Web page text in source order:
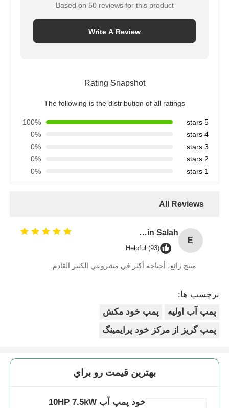
Based on 50 reviews for this product
Write A Review
Rating Snapshot
The following is the distribution of all ratings
5 stars
100%
4 stars
0%
3 stars
0%
2 stars
0%
1 stars
0%
All Reviews
E
Engr. Muhammad Bin Salah
Helpful (93)
منتج رائع، أحتاجه أكثر في مشروعي الكبير القادم.
برچسب ها:
پمپ آب اولیه
پمپ خود مکش
پمپ گریز از مرکز خود پرایمینگ
بهترين قيمت رو براي
خود پمپ آب 10HP 7.5kW